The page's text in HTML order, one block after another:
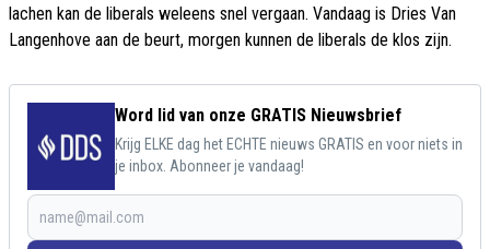
lachen kan de liberals weleens snel vergaan. Vandaag is Dries Van
Langenhove aan de beurt, morgen kunnen de liberals de klos zijn.
Word lid van onze GRATIS Nieuwsbrief
Krijg ELKE dag het ECHTE nieuws GRATIS en voor niets in
je inbox. Abonneer je vandaag!